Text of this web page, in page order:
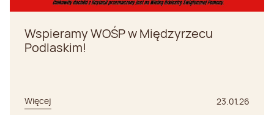
Wspieramy WOŚP w Międzyrzecu
Podlaskim!
Więcej 23.01.26